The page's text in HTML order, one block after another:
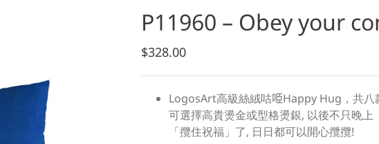
P11960 – Obey your
$328.00
LogosArt高級絲絨咕𠱸Happy Hug ，共
可選擇高貴燙金或型格燙銀, 以後不只晚上
「攬住祝福」了, 日日都可以開心攬攬!